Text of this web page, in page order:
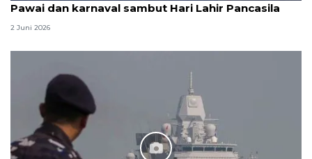
Pawai dan karnaval sambut Hari Lahir Pancasila
2 Juni 2026